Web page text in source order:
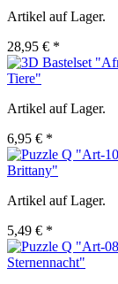
Artikel auf Lager.
28,95 € *
Tiere"
Artikel auf Lager.
6,95 € *
Brittany"
Artikel auf Lager.
5,49 € *
Sternennacht"